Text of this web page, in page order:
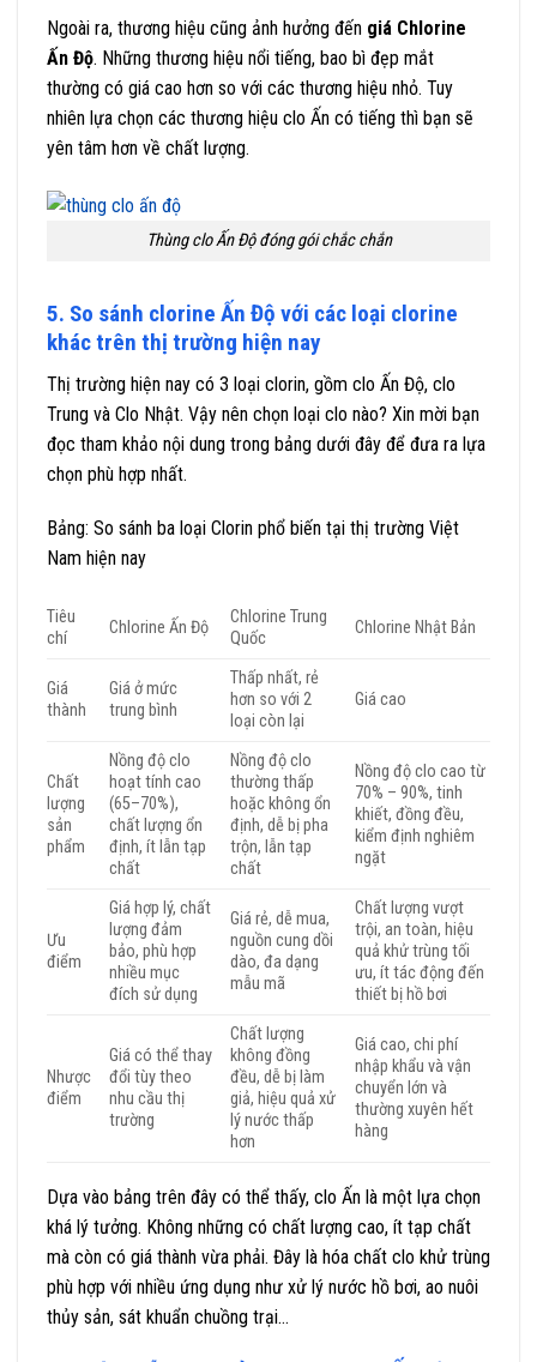
Ngoài ra, thương hiệu cũng ảnh hưởng đến giá Chlorine
Ấn Độ. Những thương hiệu nổi tiếng, bao bì đẹp mắt
thường có giá cao hơn so với các thương hiệu nhỏ. Tuy
nhiên lựa chọn các thương hiệu clo Ấn có tiếng thì bạn sẽ
yên tâm hơn về chất lượng.
Thùng clo Ấn Độ đóng gói chắc chắn
5. So sánh clorine Ấn Độ với các loại clorine
khác trên thị trường hiện nay
Thị trường hiện nay có 3 loại clorin, gồm clo Ấn Độ, clo
Trung và Clo Nhật. Vậy nên chọn loại clo nào? Xin mời bạn
đọc tham khảo nội dung trong bảng dưới đây để đưa ra lựa
chọn phù hợp nhất.
Bảng: So sánh ba loại Clorin phổ biến tại thị trường Việt
Nam hiện nay
Tiêu
chí
Chlorine Ấn Độ
Chlorine Trung
Quốc
Chlorine Nhật Bản
Giá
thành
Giá ở mức
trung bình
Thấp nhất, rẻ
hơn so với 2
loại còn lại
Giá cao
Chất
lượng
sản
phẩm
Nồng độ clo
hoạt tính cao
(65–70%),
chất lượng ổn
định, ít lẫn tạp
chất
Nồng độ clo
thường thấp
hoặc không ổn
định, dễ bị pha
trộn, lẫn tạp
chất
Nồng độ clo cao từ
70% – 90%, tinh
khiết, đồng đều,
kiểm định nghiêm
ngặt
Ưu
điểm
Giá hợp lý, chất
lượng đảm
bảo, phù hợp
nhiều mục
đích sử dụng
Giá rẻ, dễ mua,
nguồn cung dồi
dào, đa dạng
mẫu mã
Chất lượng vượt
trội, an toàn, hiệu
quả khử trùng tối
ưu, ít tác động đến
thiết bị hồ bơi
Nhược
điểm
Giá có thể thay
đổi tùy theo
nhu cầu thị
trường
Chất lượng
không đồng
đều, dễ bị làm
giả, hiệu quả xử
lý nước thấp
hơn
Giá cao, chi phí
nhập khẩu và vận
chuyển lớn và
thường xuyên hết
hàng
Dựa vào bảng trên đây có thể thấy, clo Ấn là một lựa chọn
khá lý tưởng. Không những có chất lượng cao, ít tạp chất
mà còn có giá thành vừa phải. Đây là hóa chất clo khử trùng
phù hợp với nhiều ứng dụng như xử lý nước hồ bơi, ao nuôi
thủy sản, sát khuẩn chuồng trại…